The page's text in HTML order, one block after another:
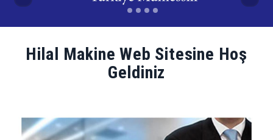
Hilal Makine Web Sitesine Hoş
Geldiniz